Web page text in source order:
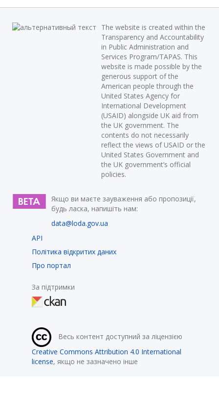
The website is created within the
Transparency and Accountability
in Public Administration and
Services Program/TAPAS. This
website is made possible by the
generous support of the
American people through the
United States Agency for
International Development
(USAID) alongside UK aid from
the UK government. The
contents do not necessarily
reflect the views of USAID or the
United States Government and
the UK government’s official
policies.
Якщо ви маєте зауваження або пропозиції,
будь ласка, напишіть нам:
data@loda.gov.ua
API
Політика відкритих даних
Про портал
За підтримки
Весь контент доступний за ліцензією
Creative Commons Attribution 4.0 International
license, якщо не зазначено інше